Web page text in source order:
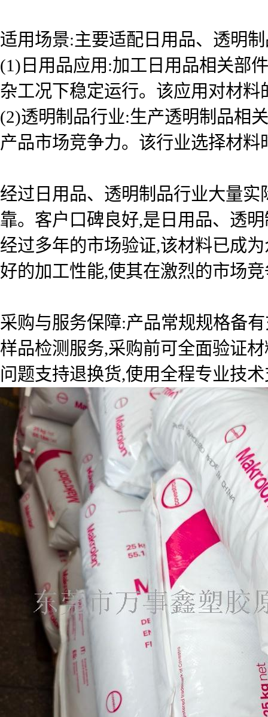
适用场景:主要适配日用品、透明
(1)日用品应用:加工日用品相关部
杂工况下稳定运行。该应用对材
(2)透明制品行业:生产透明制品相
产品市场竞争力。该行业选择材
经过日用品、透明制品行业大量
靠。客户口碑良好,是日用品、透
经过多年的市场验证,该材料已成
好的加工性能,使其在激烈的市场
采购与服务保障:产品常规规格备
样品检测服务,采购前可全面验证
问题支持退换货,使用全程专业技